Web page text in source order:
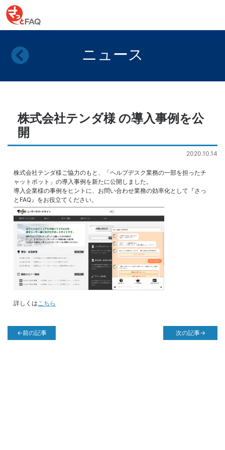
ニュース
株式会社テンダ様 の導入事例を公
開
2020.10.14
株式会社テンダ様ご協力のもと、「ヘルプデスク業務の一部を担ったチ
ャットボット」の導入事例を新たに公開しました。
導入企業様の事例をヒントに、お問い合わせ業務の効率化として『さっ
とFAQ』をお役立てください。
詳しくはこちら
←前の記事 次の記事→